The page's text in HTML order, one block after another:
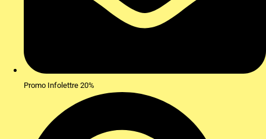
Promo Infolettre 20%